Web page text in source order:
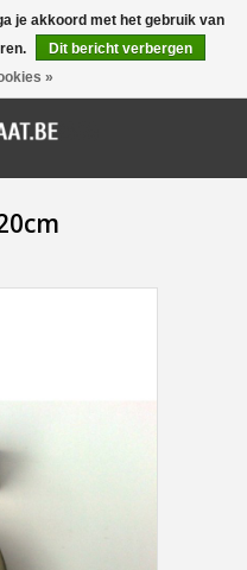
0 Artikelen - €0,00
je akkoord met het gebruik van
Dit bericht verbergen
»